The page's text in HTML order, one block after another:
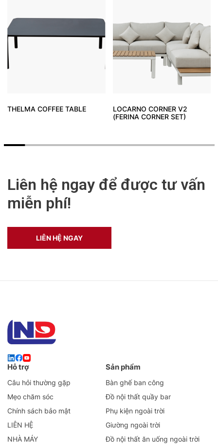
THELMA COFFEE TABLE
LOCARNO CORNER V2
(FERINA CORNER SET)
Liên hệ ngay để được tư vấn
miễn phí!
LIÊN HỆ NGAY
Hỗ trợ
Câu hỏi thường gặp
Mẹo chăm sóc
Chính sách bảo mật
LIÊN HỆ
NHÀ MÁY
Sản phẩm
Bàn ghế ban công
Đồ nội thất quầy bar
Phụ kiện ngoài trời
Giường ngoài trời
Đồ nội thất ăn uống ngoài trời